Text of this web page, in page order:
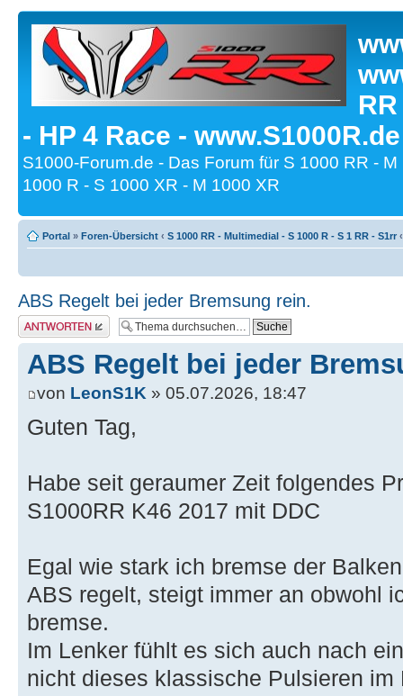
- HP 4 Race -
S1000-Forum.de - Das Forum für S 1000 RR -
1000 R - S 1000 XR - M 1000 XR
Portal » Foren-Übersicht ‹ S 1000 RR - Multimedial - S 1000 R - S 1 RR - S1rr ‹
ABS Regelt bei jeder Bremsung rein.
Antwort erstellen
ABS Regelt bei jeder
von LeonS1K » 05.07.2026, 18:47
Guten Tag,
Habe seit geraumer Zeit folgendes
S1000RR K46 2017 mit DDC
Egal wie stark ich bremse der
ABS regelt, steigt immer an obwohl
bremse.
Im Lenker fühlt es sich auch nach
nicht dieses klassische Pulsieren im